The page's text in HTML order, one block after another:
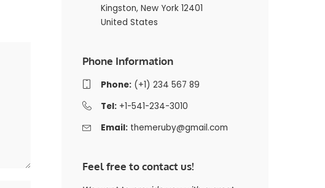
Kingston, New York 12401
United States
Phone Information
Phone:(+1) 234 567 89
Tel:+1-541-234-3010
Email: themeruby@gmail.com
Feel free to contact us!